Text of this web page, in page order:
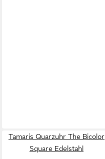
Tamaris Quarzuhr The Bicolor
Square Edelstahl